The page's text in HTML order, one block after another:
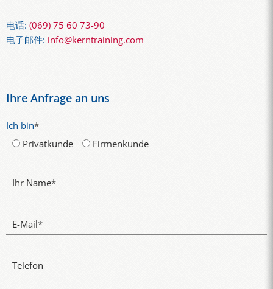
电话: (069) 75 60 73-90
电子邮件: info@kerntraining.com
Ihre Anfrage an uns
Ich bin*
Privatkunde
Firmenkunde
Ihr Name*
E-Mail*
Telefon